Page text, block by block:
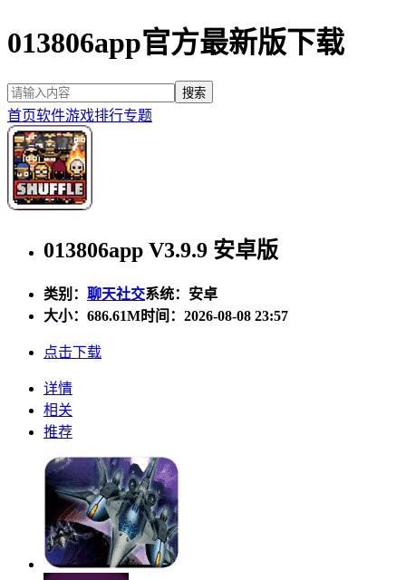
013806app官方最新版下载
首页软件游戏排行专题
013806app V3.9.9 安卓版
类别： 聊天社交系统：安卓
大小： 686.61M时间：2026-08-08 23:57
点击下载
详情
相关
推荐